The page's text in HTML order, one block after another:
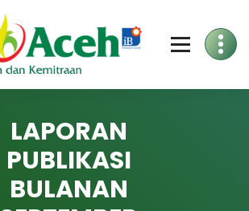
LAPORAN
PUBLIKASI
BULANAN